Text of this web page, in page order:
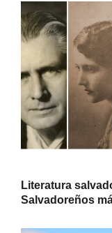
Literatura
Salvadoreños